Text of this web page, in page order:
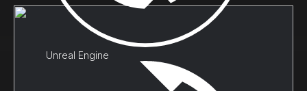
Unreal Engine